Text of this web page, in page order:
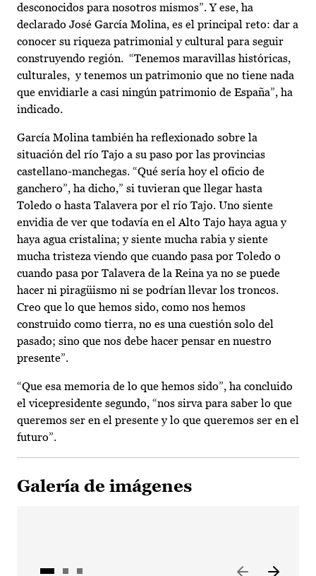
desconocidos para nosotros mismos”. Y ese, ha
declarado José García Molina, es el principal reto: dar a
conocer su riqueza patrimonial y cultural para seguir
construyendo región. “Tenemos maravillas históricas,
culturales, y tenemos un patrimonio que no tiene nada
que envidiarle a casi ningún patrimonio de España”, ha
indicado.
García Molina también ha reflexionado sobre la
situación del río Tajo a su paso por las provincias
castellano-manchegas. “Qué sería hoy el oficio de
ganchero”, ha dicho,” si tuvieran que llegar hasta
Toledo o hasta Talavera por el río Tajo. Uno siente
envidia de ver que todavía en el Alto Tajo haya agua y
haya agua cristalina; y siente mucha rabia y siente
mucha tristeza viendo que cuando pasa por Toledo o
cuando pasa por Talavera de la Reina ya no se puede
hacer ni piragüismo ni se podrían llevar los troncos.
Creo que lo que hemos sido, como nos hemos
construido como tierra, no es una cuestión solo del
pasado; sino que nos debe hacer pensar en nuestro
presente”.
“Que esa memoria de lo que hemos sido”, ha concluido
el vicepresidente segundo, “nos sirva para saber lo que
queremos ser en el presente y lo que queremos ser en el
futuro”.
Galería de imágenes